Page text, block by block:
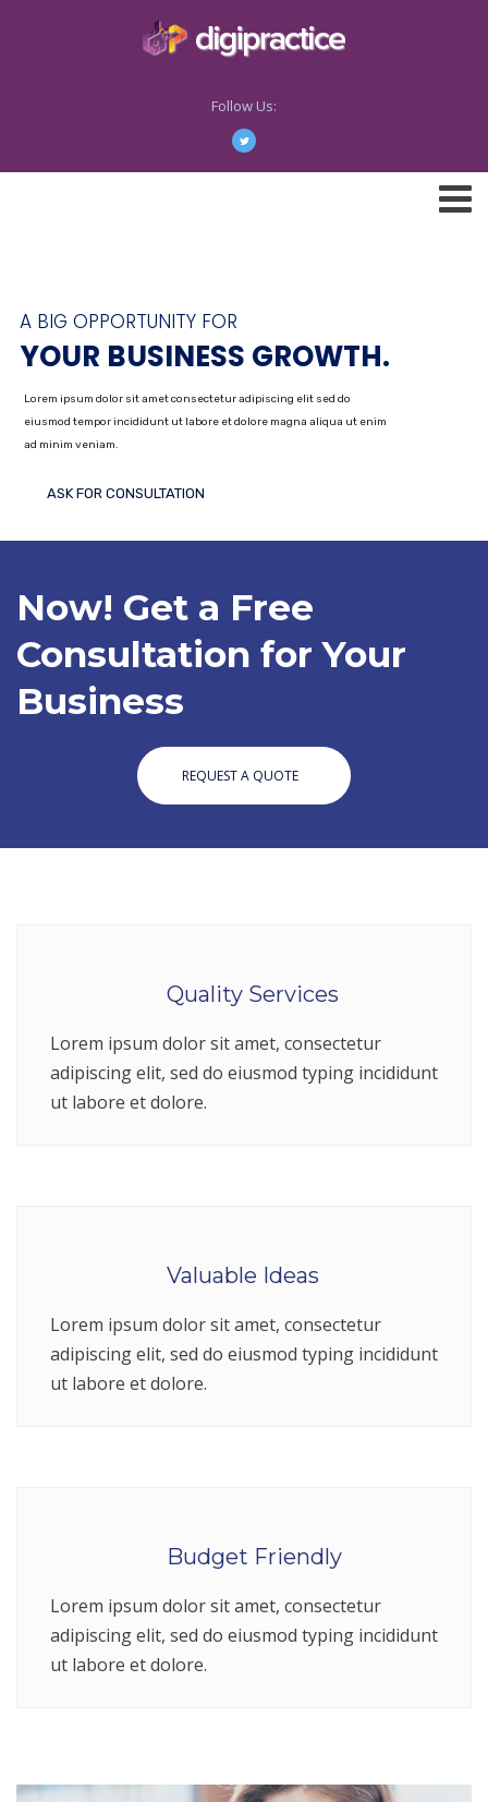
Follow Us:
A BIG OPPORTUNITY FOR
YOUR BUSINESS GROWTH.
Lorem ipsum dolor sit amet consectetur adipiscing elit sed do
eiusmod tempor incididunt ut labore et dolore magna aliqua ut enim
ad minim veniam.
ASK FOR CONSULTATION
Now! Get a Free
Consultation for Your
Business
REQUEST A QUOTE
Quality Services
Lorem ipsum dolor sit amet, consectetur
adipiscing elit, sed do eiusmod typing incididunt
ut labore et dolore.
Valuable Ideas
Lorem ipsum dolor sit amet, consectetur
adipiscing elit, sed do eiusmod typing incididunt
ut labore et dolore.
Budget Friendly
Lorem ipsum dolor sit amet, consectetur
adipiscing elit, sed do eiusmod typing incididunt
ut labore et dolore.